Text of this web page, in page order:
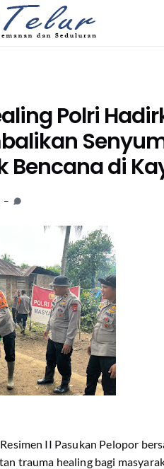
Polri
Bencana di
II Pasukan Pelopor
trauma healing bagi